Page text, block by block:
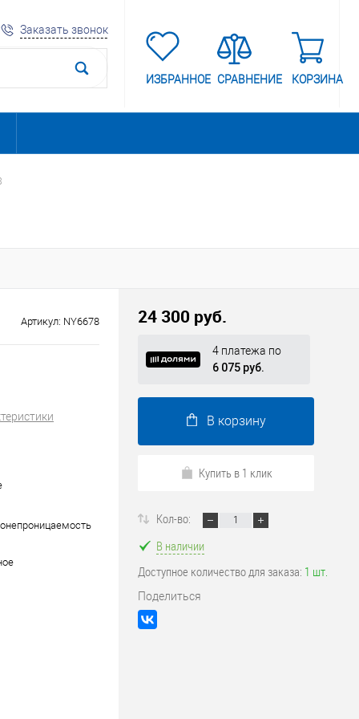
Заказать звонок
ИЗБРАННОЕ СРАВНЕНИЕ КОРЗИНА
Артикул: NY6678 24 300 руб.
4 платежа по
6 075 руб.
В корзину
Купить в 1 клик
Кол-во:
В наличии
Доступное количество для заказа: 1 шт.
Поделиться